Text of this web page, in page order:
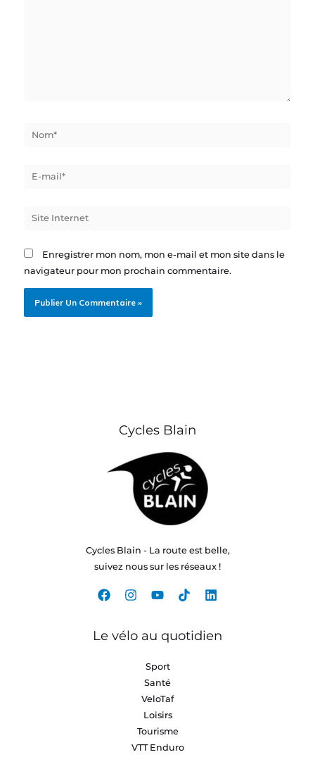
Nom*
E-
Site
Enregistrer mon nom, mon e-mail et mon site dans le
navigateur pour mon prochain commentaire.
Cycles Blain
Cycles Blain - La route est belle,
suivez nous sur les réseaux !
Le vélo au quotidien
Sport
Santé
VeloTaf
Loisirs
Tourisme
VTT Enduro